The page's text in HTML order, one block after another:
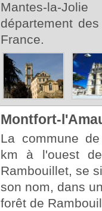
Mantes-la-
département
France.
Montfort-
La commune
km à l'ouest
Rambouillet, se
son nom, dans
forêt de